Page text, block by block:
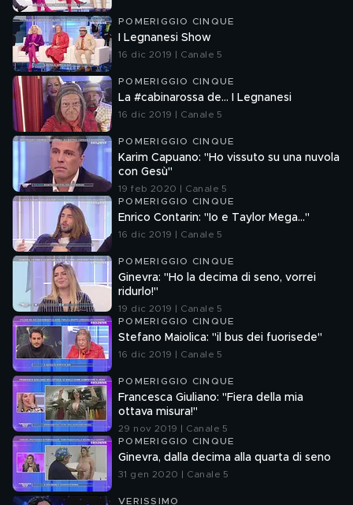
POMERIGGIO CINQUE
I Legnanesi Show
16 dic 2019 | Canale 5
POMERIGGIO CINQUE
La #cabinarossa de… I Legnanesi
16 dic 2019 | Canale 5
POMERIGGIO CINQUE
Karim Capuano: "Ho vissuto su una nuvola
con Gesù"
19 feb 2020 | Canale 5
POMERIGGIO CINQUE
Enrico Contarin: "Io e Taylor Mega..."
16 dic 2019 | Canale 5
POMERIGGIO CINQUE
Ginevra: "Ho la decima di seno, vorrei
ridurlo!"
19 dic 2019 | Canale 5
POMERIGGIO CINQUE
Stefano Maiolica: "il bus dei fuorisede"
16 dic 2019 | Canale 5
POMERIGGIO CINQUE
Francesca Giuliano: "Fiera della mia
ottava misura!"
29 nov 2019 | Canale 5
POMERIGGIO CINQUE
Ginevra, dalla decima alla quarta di seno
31 gen 2020 | Canale 5
VERISSIMO